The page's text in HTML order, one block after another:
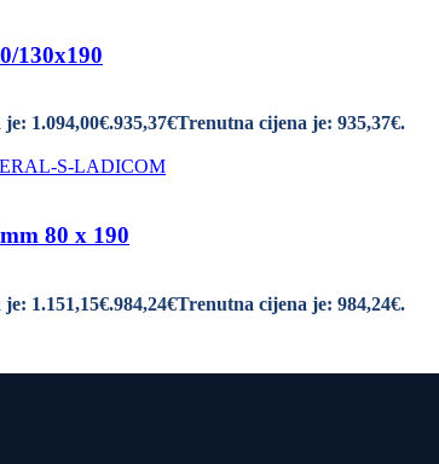
130x190
1.094,00€.935,37€Trenutna cijena je: 935,37€.
80 x 190
1.151,15€.984,24€Trenutna cijena je: 984,24€.